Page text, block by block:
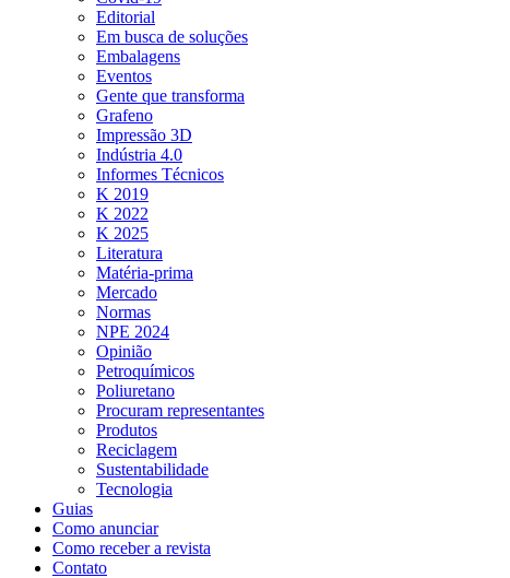
Editorial
Em busca de soluções
Embalagens
Eventos
Gente que transforma
Grafeno
Impressão 3D
Indústria 4.0
Informes Técnicos
K 2019
K 2022
K 2025
Literatura
Matéria-prima
Mercado
Normas
NPE 2024
Opinião
Petroquímicos
Poliuretano
Procuram representantes
Produtos
Reciclagem
Sustentabilidade
Tecnologia
Guias
Como anunciar
Como receber a revista
Contato